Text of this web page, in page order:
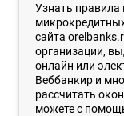
Узнать
сайта
организации,
онлайн или
Веббанкир и
рассчитать
можете с